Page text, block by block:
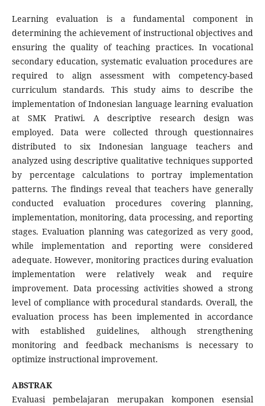
Learning evaluation is a fundamental component in
determining the achievement of instructional objectives and
ensuring the quality of teaching practices. In vocational
secondary education, systematic evaluation procedures are
required to align assessment with competency-based
curriculum standards. This study aims to describe the
implementation of Indonesian language learning evaluation
at SMK Pratiwi. A descriptive research design was
employed. Data were collected through questionnaires
distributed to six Indonesian language teachers and
analyzed using descriptive qualitative techniques supported
by percentage calculations to portray implementation
patterns. The findings reveal that teachers have generally
conducted evaluation procedures covering planning,
implementation, monitoring, data processing, and reporting
stages. Evaluation planning was categorized as very good,
while implementation and reporting were considered
adequate. However, monitoring practices during evaluation
implementation were relatively weak and require
improvement. Data processing activities showed a strong
level of compliance with procedural standards. Overall, the
evaluation process has been implemented in accordance
with established guidelines, although strengthening
monitoring and feedback mechanisms is necessary to
optimize instructional improvement.
ABSTRAK
Evaluasi pembelajaran merupakan komponen esensial